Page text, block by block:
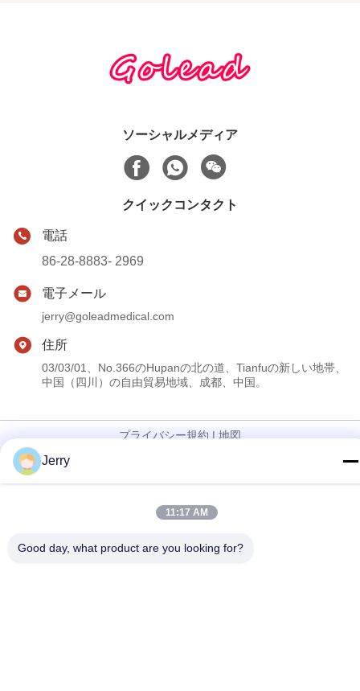
ソーシャルメディア
クイックコンタクト
電話
86-28-8883- 2969
電子メール
jerry@goleadmedical.com
住所
03/03/01、No.366のHupanの北の道、Tianfuの新しい地帯、
中国（四川）の自由貿易地域、成都、中国。
プライバシー規約|地図
中国の良質 手持ち型の超音波の走査器 製造者。版権の© 2023-
2026 Golead Medical Group Co.,Ltd . 複製権所有。
Jerry
11:17 AM
Good day, what product are you looking for?